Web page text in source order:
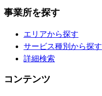
事業所を探す
エリアから探す
サービス種別から探す
詳細検索
コンテンツ